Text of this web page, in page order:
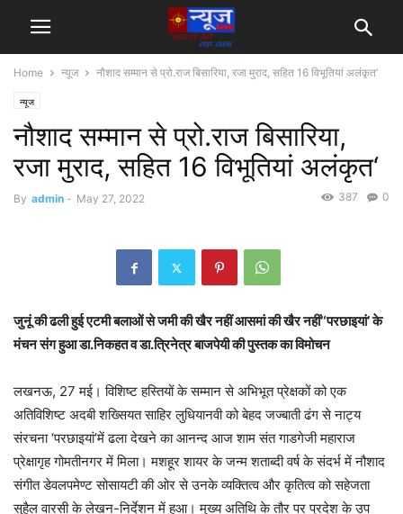
Home न्यूज नौशाद सम्मान से प्रो.राज बिसारिया, रजा मुराद, सहित 16 विभूतियां अलंकृत‘
न्यूज
नौशाद सम्मान से प्रो.राज बिसारिया,
रजा मुराद, सहित 16 विभूतियां अलंकृत‘
By admin - May 27, 2022 0
387
जुनूं की ढली हुई एटमी बलाओं से जमी की खैर नहीं आसमां की खैर नहीं’‘परछाइयां’ के
मंचन संग हुआ डा.निकहत व डा.त्रिनेत्र बाजपेयी की पुस्तक का विमोचन
लखनऊ, 27 मई। विशिष्ट हस्तियों के सम्मान से अभिभूत प्रेक्षकों को एक
अतिविशिष्ट अदबी शख्सियत साहिर लुधियानवी को बेहद जज्बाती ढंग से नाट्य
संरचना ‘परछाइयां’में ढला देखने का आनन्द आज शाम संत गाडगेजी महाराज
प्रेक्षागृह गोमतीनगर में मिला। मशहूर शायर के जन्म शताब्दी वर्ष के संदर्भ में नौशाद
संगीत डेवलपमेण्ट सोसायटी की ओर से उनके व्यक्तित्व और कृतित्व को सहेजता
सुहैल वारसी के लेखन-निर्देशन में हुआ। मुख्य अतिथि के तौर पर प्रदेश के उप